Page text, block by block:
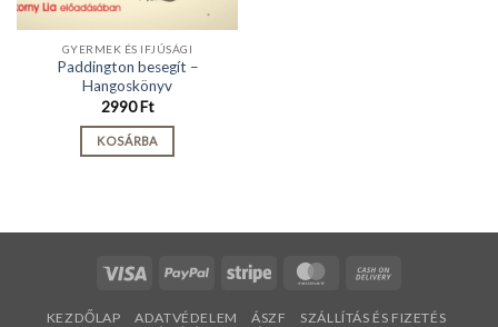
GYERMEK ÉS IFJÚSÁGI
Paddington besegít –
Hangoskönyv
2990Ft
KOSÁRBA
Visa PayPal Stripe MasterCard
Delivery
KEZDŐLAP ADATVÉDELEM ÁSZF
SZÁLLÍTÁS ÉS FIZETÉS